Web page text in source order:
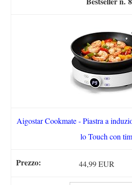
Aigostar Cookmate - Piastra a
lo Touch con
44,99 EUR